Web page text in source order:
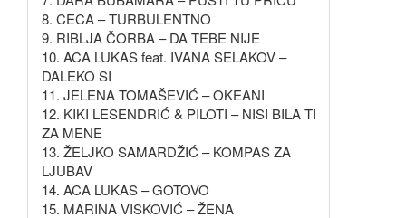
8. CECA – TURBULENTNO
9. RIBLJA ČORBA – DA TEBE NIJE
10. ACA LUKAS feat. IVANA SELAKOV –
DALEKO SI
11. JELENA TOMAŠEVIĆ – OKEANI
12. KIKI LESENDRIĆ & PILOTI – NISI BILA TI
ZA MENE
13. ŽELJKO SAMARDŽIĆ – KOMPAS ZA
LJUBAV
14. ACA LUKAS – GOTOVO
15. MARINA VISKOVIĆ – ŽENA